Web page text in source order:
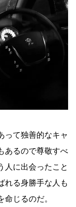
って独善的なキャ
あるので尊敬すべ
人に出会ったこと
れる身勝手な人も
じるのだ。